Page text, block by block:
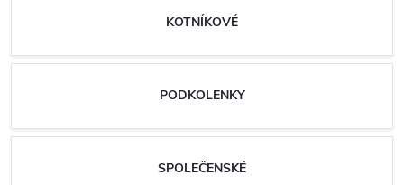
KOTNÍKOVÉ
PODKOLENKY
SPOLEČENSKÉ